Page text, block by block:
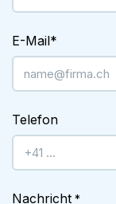
E-Mail*
Telefon
Nachricht *